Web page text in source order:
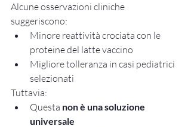
Alcune osservazioni cliniche
suggeriscono:
Minore reattività crociata con le
proteine del latte vaccino
Migliore tolleranza in casi pediatrici
selezionati
Tuttavia:
Questa non è una soluzione
universale